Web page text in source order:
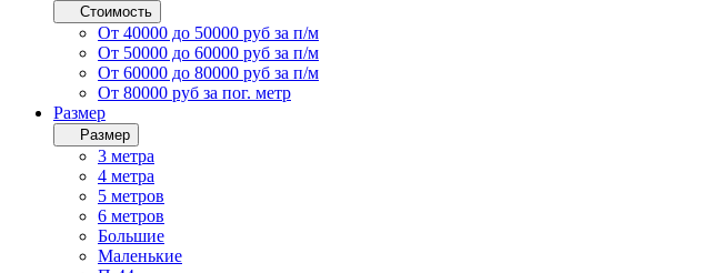
Стоимость
От 40000 до 50000 руб за п/м
От 50000 до 60000 руб за п/м
От 60000 до 80000 руб за п/м
От 80000 руб за пог. метр
Размер
Размер
3 метра
4 метра
5 метров
6 метров
Большие
Маленькие